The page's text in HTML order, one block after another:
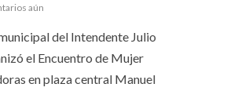
aún
del Intendente Julio
el Encuentro de Mujer
en plaza central Manuel